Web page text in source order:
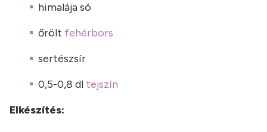
himalája só
őrölt fehérbors
sertészsír
0,5-0,8 dl tejszín
Elkészítés: